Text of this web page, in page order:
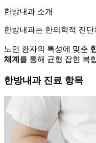
한방내과 소개
한방내과는 한의학적 진단
노인 환자의 특성에 맞춘
체계 를 통해 균형 잡힌 복
한방내과 진료 항목